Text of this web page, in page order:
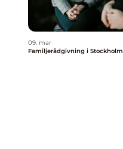
09. mar
Familjerådgivning i Stockholm